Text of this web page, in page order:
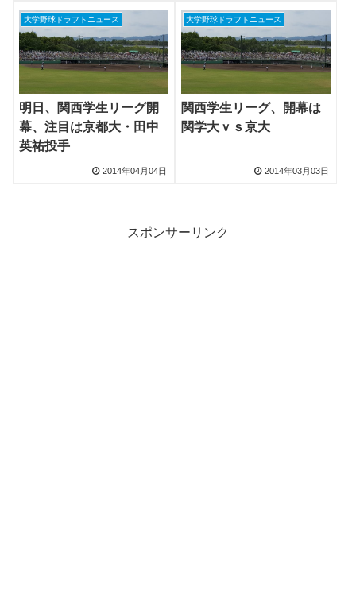
大学野球ドラフトニュース
明日、関西学生リーグ開
幕、注目は京都大・田中
英祐投手
2014年04月04日
大学野球ドラフトニュース
関西学生リーグ、開幕は
関学大ｖｓ京大
2014年03月03日
スポンサーリンク